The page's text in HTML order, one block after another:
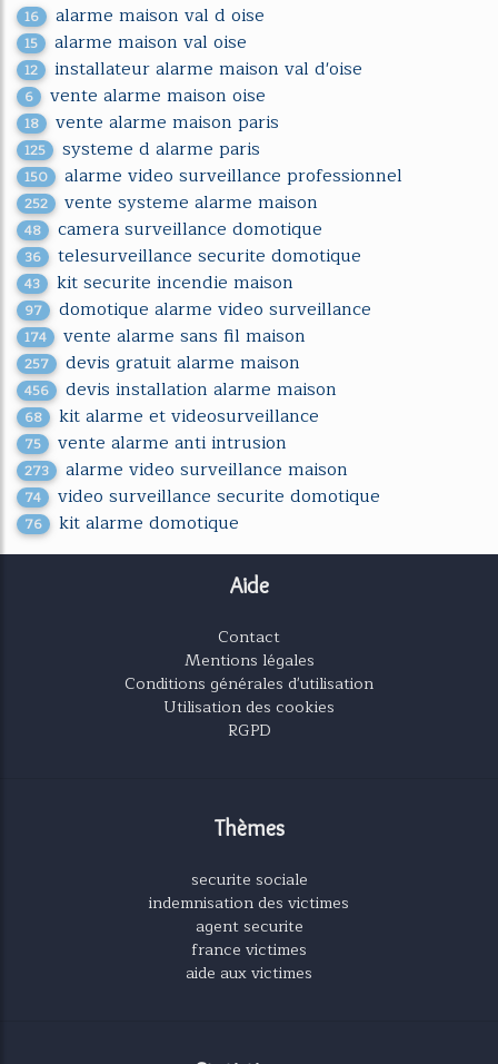
16 alarme maison val d oise
15 alarme maison val oise
12 installateur alarme maison val d'oise
6 vente alarme maison oise
18 vente alarme maison paris
125 systeme d alarme paris
150 alarme video surveillance professionnel
252 vente systeme alarme maison
48 camera surveillance domotique
36 telesurveillance securite domotique
43 kit securite incendie maison
97 domotique alarme video surveillance
174 vente alarme sans fil maison
257 devis gratuit alarme maison
456 devis installation alarme maison
68 kit alarme et videosurveillance
75 vente alarme anti intrusion
273 alarme video surveillance maison
74 video surveillance securite domotique
76 kit alarme domotique
Aide
Contact
Mentions légales
Conditions générales d'utilisation
Utilisation des cookies
RGPD
Thèmes
securite sociale
indemnisation des victimes
agent securite
france victimes
aide aux victimes